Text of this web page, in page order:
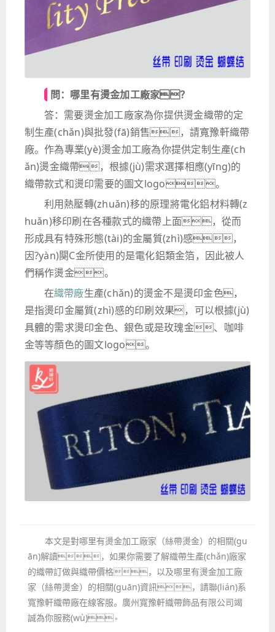
問：哪里有燙金加工廠家？
答：需要燙金加工廠家為你提供燙金織帶的定
制生產(chǎn)與批發(fā)銷售，請寬豫軒織帶
廠。作為專業(yè)燙金加工廠為你提供定制生產(ch
ǎn)燙金織帶，根據(jù)需求選擇相應(yīng)的
織帶款式和燙印需要的圖文logo。
利用熱壓轉(zhuǎn)移的原理將電化鋁材料轉(z
huǎn)移印刷在各種款式的織帶上面，從而
形成具有特殊形態(tài)的金屬質(zhì)感，
因?yàn)闋C金所使用的是電化鋁類金箔，因此被人
們稱作燙金。
在織帶廠生產(chǎn)的燙金不是燙印金色，
是指燙印金屬質(zhì)感的印刷效果，可以根據(jù)
具體的需求燙印金色、銀色或是玫瑰金、咖啡
金等等顏色的圖文logo。
本文是對哪里有燙金加工廠家（絲帶燙金）的相關(gu
ān)解讀，如果你需要了解織帶生產(chǎn)廠家
的織帶訂做與織帶價格，以及哪里有燙金加工廠
家（絲帶燙金）的相關(guān)資訊，請聯(lián)系
寬豫軒織帶廠在線客服。廣州寬豫軒織帶飾品有限公司竭
誠為你服務(wù)。